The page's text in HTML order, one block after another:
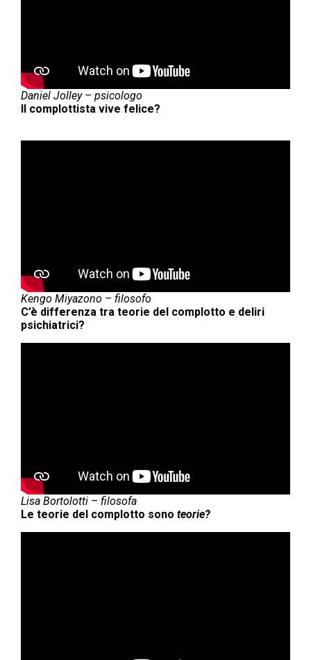
Daniel Jolley – psicologo
Il complottista vive felice?
Kengo Miyazono – filosofo
C’è differenza tra teorie del complotto e deliri
psichiatrici?
Lisa Bortolotti – filosofa
Le teorie del complotto sono teorie?